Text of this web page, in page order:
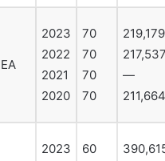
EA
2023
2022
2021
2020
70
70
70
70
219,179
—
211,664
2023
60